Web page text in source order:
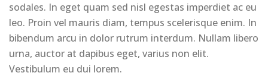
sodales. In eget quam sed nisl egestas imperdiet ac eu
leo. Proin vel mauris diam, tempus scelerisque enim. In
bibendum arcu in dolor rutrum interdum. Nullam libero
urna, auctor at dapibus eget, varius non elit.
Vestibulum eu dui lorem.